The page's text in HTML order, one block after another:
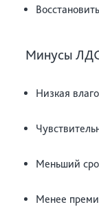
Минусы
Низкая
Меньший
Менее